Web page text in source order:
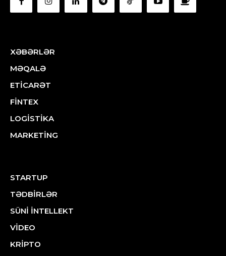
XƏBƏRLƏR
MƏQALƏ
ETİCARƏT
FİNTEX
LOGİSTİKA
MARKETİNG
STARTUP
TƏDBİRLƏR
SÜNİ İNTELLEKT
VİDEO
KRİPTO